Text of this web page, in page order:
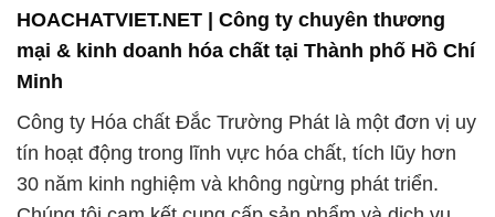
HOACHATVIET.NET | Công ty chuyên thương
mại & kinh doanh hóa chất tại Thành phố Hồ Chí
Minh
Công ty Hóa chất Đắc Trường Phát là một đơn vị uy
tín hoạt động trong lĩnh vực hóa chất, tích lũy hơn
30 năm kinh nghiệm và không ngừng phát triển.